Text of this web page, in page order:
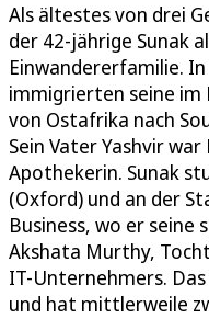
Als ältestes von drei
der 42-jährige Sunak
Einwandererfamilie.
immigrierten seine im
von Ostafrika nach
Sein Vater Yashvir
Apothekerin. Sunak
(Oxford) und an der
Business, wo er seine
Akshata Murthy,
IT-Unternehmers.
und hat mittlerweile